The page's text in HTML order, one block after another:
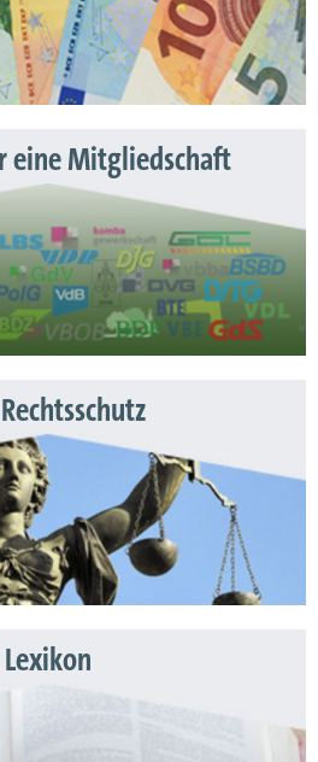
eine Mitgliedschaft
Lexikon